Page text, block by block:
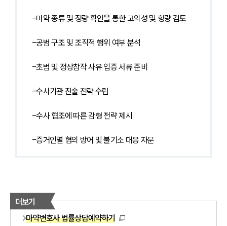
-마약 종류 및 정량 확인을 통한 고의성 및 형량 검토
-공범 구조 및 조직적 행위 여부 분석
-초범 및 정상참작 사유 입증 서류 준비
-수사기관 진술 전략 수립
-수사 협조에 따른 감형 전략 제시
-증거인멸 혐의 방어 및 불기소 대응 자문
더보기
마약변호사 법률상담예약하기